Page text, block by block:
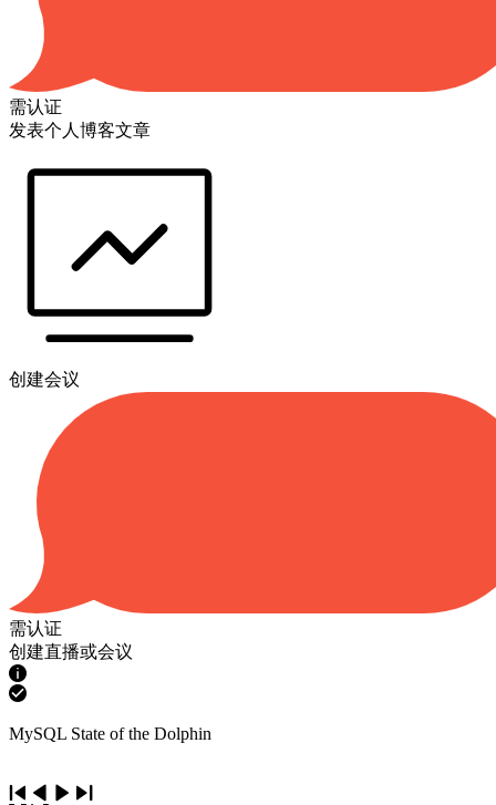
需认证
发表个人博客文章
创建会议
需认证
创建直播或会议
MySQL State of the Dolphin